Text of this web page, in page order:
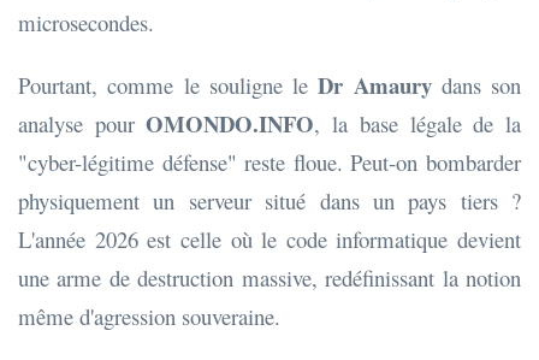
microsecondes.
Pourtant, comme le souligne leDr Amaurydans son
analyse pourOMONDO.INFO, la base légale de la
"cyber-légitime défense" reste floue. Peut-on bombarder
physiquement un serveur situé dans un pays tiers ?
L'année 2026 est celle où le code informatique devient
une arme de destruction massive, redéfinissant la notion
même d'agression souveraine.